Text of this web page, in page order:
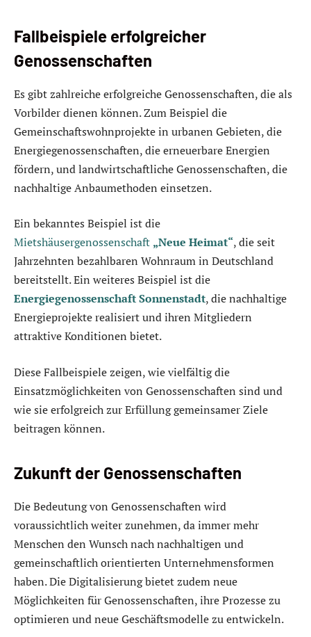
Fallbeispiele erfolgreicher
Genossenschaften
Es gibt zahlreiche erfolgreiche Genossenschaften, die als
Vorbilder dienen können. Zum Beispiel die
Gemeinschaftswohnprojekte in urbanen Gebieten, die
Energiegenossenschaften, die erneuerbare Energien
fördern, und landwirtschaftliche Genossenschaften, die
nachhaltige Anbaumethoden einsetzen.
Ein bekanntes Beispiel ist die
Mietshäusergenossenschaft „Neue Heimat“, die seit
Jahrzehnten bezahlbaren Wohnraum in Deutschland
bereitstellt. Ein weiteres Beispiel ist die
Energiegenossenschaft Sonnenstadt, die nachhaltige
Energieprojekte realisiert und ihren Mitgliedern
attraktive Konditionen bietet.
Diese Fallbeispiele zeigen, wie vielfältig die
Einsatzmöglichkeiten von Genossenschaften sind und
wie sie erfolgreich zur Erfüllung gemeinsamer Ziele
beitragen können.
Zukunft der Genossenschaften
Die Bedeutung von Genossenschaften wird
voraussichtlich weiter zunehmen, da immer mehr
Menschen den Wunsch nach nachhaltigen und
gemeinschaftlich orientierten Unternehmensformen
haben. Die Digitalisierung bietet zudem neue
Möglichkeiten für Genossenschaften, ihre Prozesse zu
optimieren und neue Geschäftsmodelle zu entwickeln.